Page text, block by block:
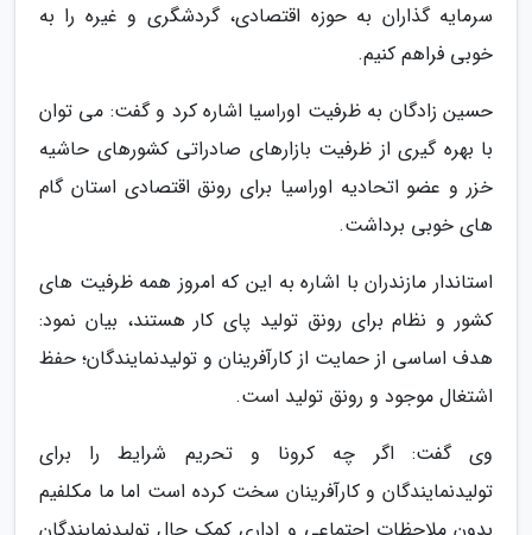
سرمایه گذاران به حوزه اقتصادی، گردشگری و غیره را به
خوبی فراهم کنیم.
حسین زادگان به ظرفیت اوراسیا اشاره کرد و گفت: می توان
با بهره گیری از ظرفیت بازارهای صادراتی کشورهای حاشیه
خزر و عضو اتحادیه اوراسیا برای رونق اقتصادی استان گام
های خوبی برداشت.
استاندار مازندران با اشاره به این که امروز همه ظرفیت های
کشور و نظام برای رونق تولید پای کار هستند، بیان نمود:
هدف اساسی از حمایت از کارآفرینان و تولیدنمایندگان؛ حفظ
اشتغال موجود و رونق تولید است.
وی گفت: اگر چه کرونا و تحریم شرایط را برای
تولیدنمایندگان و کارآفرینان سخت کرده است اما ما مکلفیم